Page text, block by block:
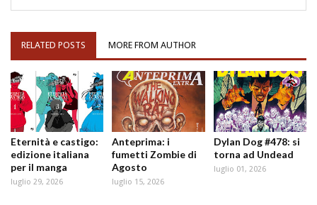
RELATED POSTS MORE FROM AUTHOR
Eternità e castigo:
edizione italiana
per il manga
luglio 29, 2026
Anteprima: i
fumetti Zombie di
Agosto
luglio 15, 2026
Dylan Dog #478: si
torna ad Undead
luglio 01, 2026